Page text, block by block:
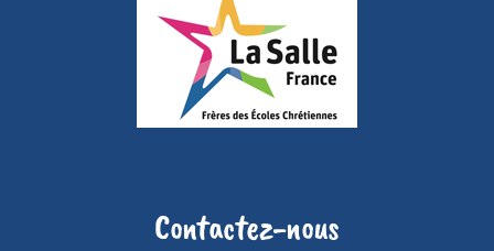
Contactez-nous